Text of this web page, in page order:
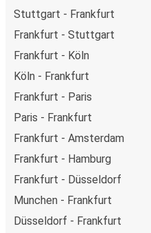
Stuttgart - Frankfurt
Frankfurt - Stuttgart
Frankfurt - Köln
Köln - Frankfurt
Frankfurt - Paris
Paris - Frankfurt
Frankfurt - Amsterdam
Frankfurt - Hamburg
Frankfurt - Düsseldorf
Munchen - Frankfurt
Düsseldorf - Frankfurt